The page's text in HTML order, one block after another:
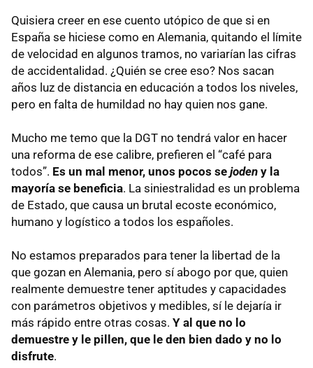
Quisiera creer en ese cuento utópico de que si en
España se hiciese como en Alemania, quitando el límite
de velocidad en algunos tramos, no variarían las cifras
de accidentalidad. ¿Quién se cree eso? Nos sacan
años luz de distancia en educación a todos los niveles,
pero en falta de humildad no hay quien nos gane.
Mucho me temo que la DGT no tendrá valor en hacer
una reforma de ese calibre, prefieren el “café para
todos”. Es un mal menor, unos pocos se joden y la
mayoría se beneficia. La siniestralidad es un problema
de Estado, que causa un brutal ecoste económico,
humano y logístico a todos los españoles.
No estamos preparados para tener la libertad de la
que gozan en Alemania, pero sí abogo por que, quien
realmente demuestre tener aptitudes y capacidades
con parámetros objetivos y medibles, sí le dejaría ir
más rápido entre otras cosas. Y al que no lo
demuestre y le pillen, que le den bien dado y no lo
disfrute.